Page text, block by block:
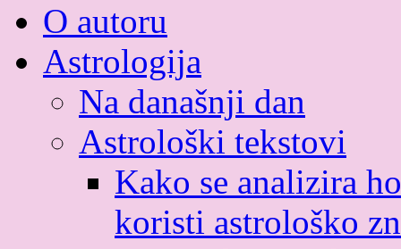
O autoru
Astrologija
Na današnji dan
Astrološki tekstovi
Kako se analizira
koristi astrološko